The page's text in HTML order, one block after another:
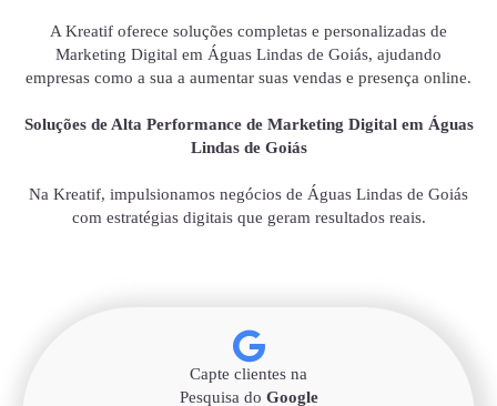
A Kreatif oferece soluções completas e personalizadas de
Marketing Digital em Águas Lindas de Goiás, ajudando
empresas como a sua a aumentar suas vendas e presença online.
Soluções de Alta Performance de Marketing Digital em Águas
Lindas de Goiás
Na Kreatif, impulsionamos negócios de Águas Lindas de Goiás
com estratégias digitais que geram resultados reais.
Capte clientes na
Pesquisa do Google